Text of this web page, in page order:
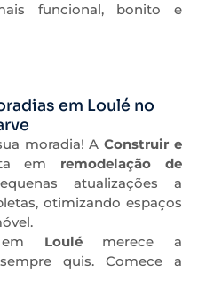
funcional, bonito e
em Loulé no
moradia! AConstruir e
em remodelação de
atualizações a
otimizando espaços
em Loulémerece a
quis. Comece a